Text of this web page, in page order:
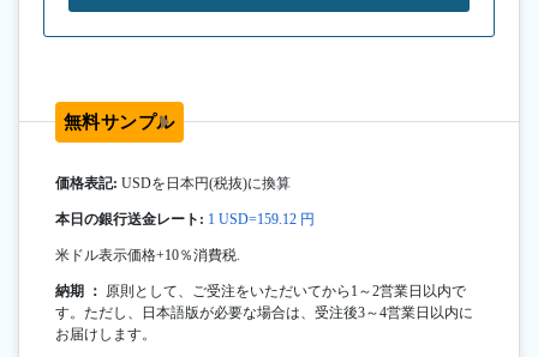
無料サンプル
価格表記: USDを日本円(税抜)に換算
本日の銀行送金レート: 1 USD=159.12 円
米ドル表示価格+10％消費税.
納期 ： 原則として、ご受注をいただいてから1～2営業日以内で
す。ただし、日本語版が必要な場合は、受注後3～4営業日以内に
お届けします。